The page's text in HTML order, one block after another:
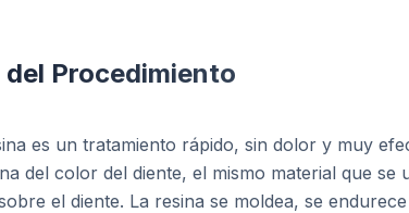
Procedimiento
es un tratamiento rápido, sin dolor y muy
del color del diente, el mismo material que se
el diente. La resina se moldea, se